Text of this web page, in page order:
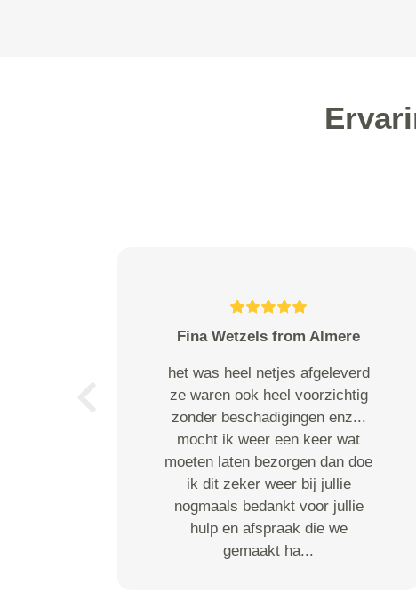
Fina Wetzels from Almere
het was heel netjes afgeleverd
ze waren ook heel voorzichtig
zonder beschadigingen enz...
mocht ik weer een keer wat
moeten laten bezorgen dan doe
ik dit zeker weer bij jullie
nogmaals bedankt voor jullie
hulp en afspraak die we
gemaakt ha...